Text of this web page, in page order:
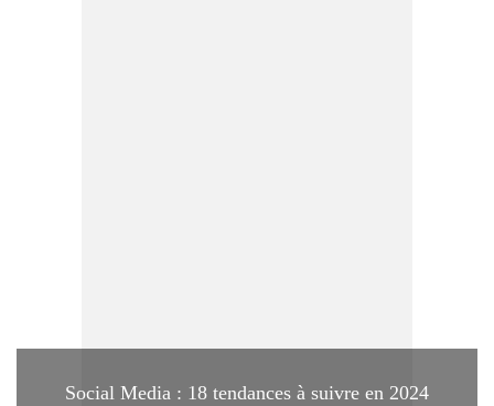
Social Media : 18 tendances à suivre en 2024